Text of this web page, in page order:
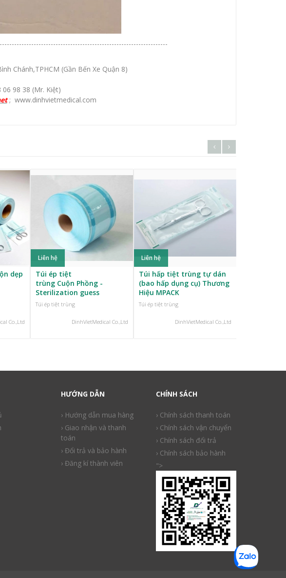
Chánh,TPHCM (Gần Bến Xe Quận 8)
98 38 (Mr. Kiệt)
; www.dinhvietmedical.com
dẹp
Co.,Ltd
Liên hệ
Túi ép tiệt
trùng Cuộn Phồng -
Sterilization guess
Túi ép tiệt trùng
DinhVietMedical Co.,Ltd
Liên hệ
Túi hấp tiệt trùng tự dán
(bao hấp dụng cụ) Thương
Hiệu MPACK
Túi ép tiệt trùng
DinhVietMedical Co.,Ltd
HƯỚNG DẪN
› Hướng dẫn mua hàng
› Giao nhận và thanh
toán
› Đổi trả và bảo hành
› Đăng kí thành viên
CHÍNH SÁCH
› Chính sách thanh toán
› Chính sách vận chuyển
› Chính sách đổi trả
› Chính sách bảo hành
">